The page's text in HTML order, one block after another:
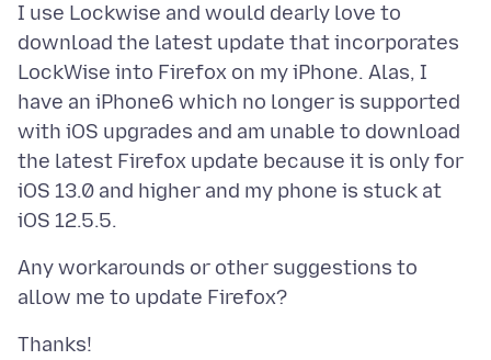
I use Lockwise and would dearly love to
download the latest update that incorporates
LockWise into Firefox on my iPhone. Alas, I
have an iPhone6 which no longer is supported
with iOS upgrades and am unable to download
the latest Firefox update because it is only for
iOS 13.0 and higher and my phone is stuck at
Any workarounds or other suggestions to